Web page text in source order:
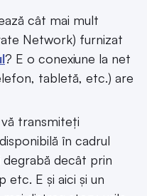
cât mai mult
Network) furnizat
? E o conexiune la net
tabletă, etc.) are
transmiteți
în cadrul
decât prin
etc. E și aici și un